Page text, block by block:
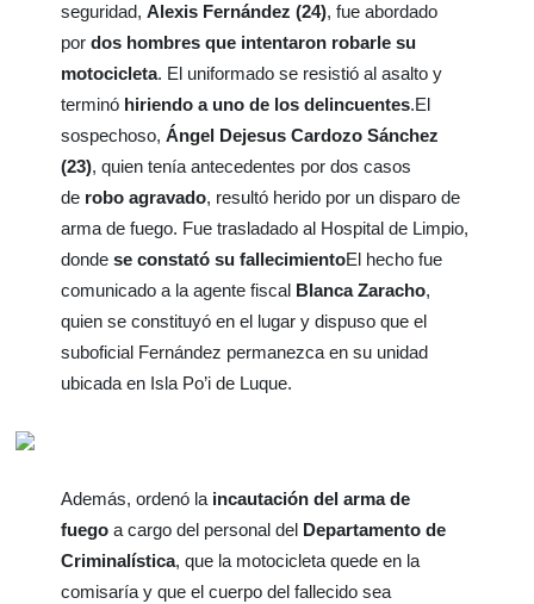
seguridad, Alexis Fernández (24), fue abordado
pordos hombres que intentaron robarle su
motocicleta. El uniformado se resistió al asalto y
terminó hiriendo a uno de los delincuentes.El
sospechoso,Ángel Dejesus Cardozo Sánchez
(23), quien tenía antecedentes por dos casos
de robo agravado, resultó herido por un disparo de
arma de fuego. Fue trasladado al Hospital de Limpio,
dondese constató su fallecimientoEl hecho fue
comunicado a la agente fiscal Blanca Zaracho,
quien se constituyó en el lugar y dispuso que el
suboficial Fernández permanezca en su unidad
ubicada en Isla Po’i de Luque.
Además, ordenó la incautación del arma de
fuego a cargo del personal del Departamento de
Criminalística, que la motocicleta quede en la
comisaría y que el cuerpo del fallecido sea